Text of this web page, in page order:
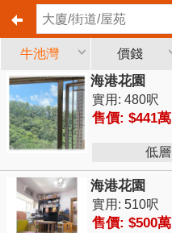
牛池灣 價錢
海港花園
實用: 480呎
售價: $441萬
低層
海港花園
實用: 510呎
售價: $500萬